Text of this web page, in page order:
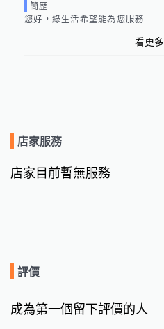
簡歷
您好，綠生活希望能為您服務
看更多
店家服務
店家目前暫無服務
評價
成為第一個留下評價的人